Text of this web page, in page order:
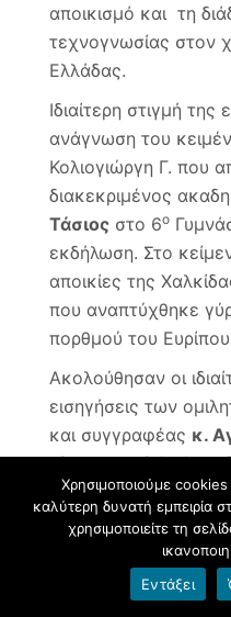
αποικισμό και τη
τεχνογνωσίας στον
Ελλάδας.
Ιδιαίτερη στιγμή
ανάγνωση του
Κολιογιώργη Γ. που
διακεκριμένος
Τάσιος στο 6ο
εκδήλωση. Στο
αποικίες της
που αναπτύχθηκε
πορθμού του
Ακολούθησαν οι
εισηγήσεις των
και συγγραφέας κ.
μία ιστορική
προϊστορικούς
χρόνια,
σημασία της πόλης
ελληνικού χώρου. Η
συγγραφέαςκ. Αμ.
Χρησιμοποιούμε
καλύτερη δυνατή εμπειρία
χρησιμοποιείτε τη
Εντάξει